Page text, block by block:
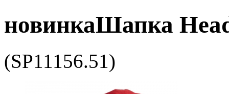
новинкаШапка
(SP11156.51)